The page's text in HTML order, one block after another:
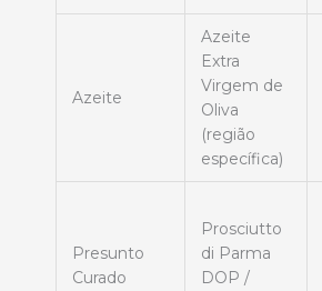
Azeite
Azeite
Extra
Virgem de
Oliva
(região
específica)
Presunto
Curado
Prosciutto
di Parma
DOP /